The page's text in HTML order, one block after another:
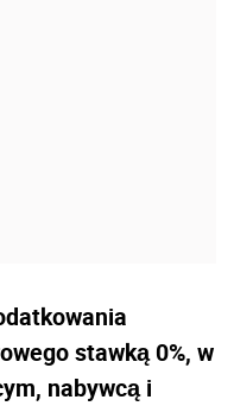
stawką 0%, w
nabywcą i